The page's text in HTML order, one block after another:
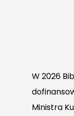
W 2026
Ministra